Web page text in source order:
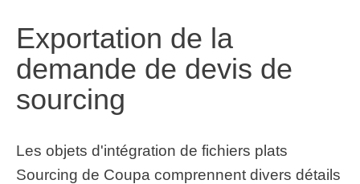
Exportation de la
demande de devis de
sourcing
Les objets d'intégration de fichiers plats
Sourcing de Coupa comprennent divers détails